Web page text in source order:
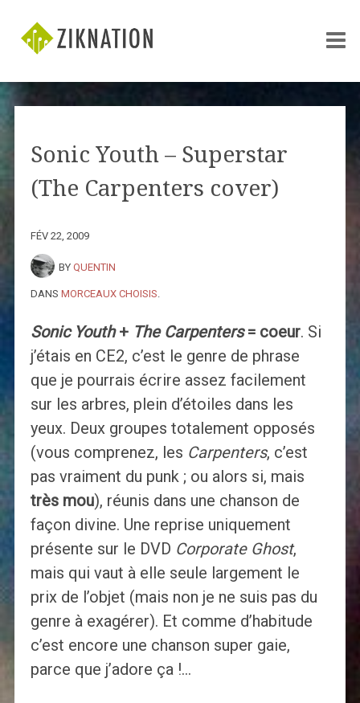
Sonic Youth – Superstar
(The Carpenters cover)
FÉV 22, 2009
BY QUENTIN
DANS MORCEAUX CHOISIS
Sonic Youth+ The Carpenters= coeur. Si
j’étais en CE2, c’est le genre de phrase
que je pourrais écrire assez facilement
sur les arbres, plein d’étoiles dans les
yeux. Deux groupes totalement opposés
(vous comprenez, les Carpenters, c’est
pas vraiment du punk ; ou alors si, mais
très mou), réunis dans une chanson de
façon divine. Une reprise uniquement
présente sur le DVD Corporate Ghost,
mais qui vaut à elle seule largement le
prix de l’objet (mais non je ne suis pas du
genre à exagérer). Et comme d’habitude
c’est encore une chanson super gaie,
parce que j’adore ça !…